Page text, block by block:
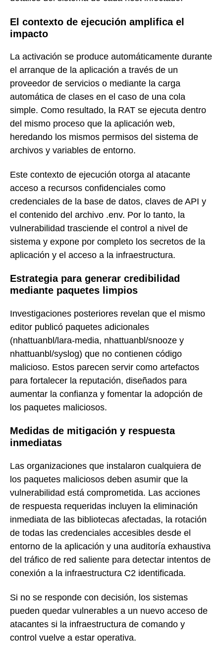
El contexto de ejecución amplifica el
impacto
La activación se produce automáticamente durante
el arranque de la aplicación a través de un
proveedor de servicios o mediante la carga
automática de clases en el caso de una cola
simple. Como resultado, la RAT se ejecuta dentro
del mismo proceso que la aplicación web,
heredando los mismos permisos del sistema de
archivos y variables de entorno.
Este contexto de ejecución otorga al atacante
acceso a recursos confidenciales como
credenciales de la base de datos, claves de API y
el contenido del archivo .env. Por lo tanto, la
vulnerabilidad trasciende el control a nivel de
sistema y expone por completo los secretos de la
aplicación y el acceso a la infraestructura.
Estrategia para generar credibilidad
mediante paquetes limpios
Investigaciones posteriores revelan que el mismo
editor publicó paquetes adicionales
(nhattuanbl/lara-media, nhattuanbl/snooze y
nhattuanbl/syslog) que no contienen código
malicioso. Estos parecen servir como artefactos
para fortalecer la reputación, diseñados para
aumentar la confianza y fomentar la adopción de
los paquetes maliciosos.
Medidas de mitigación y respuesta
inmediatas
Las organizaciones que instalaron cualquiera de
los paquetes maliciosos deben asumir que la
vulnerabilidad está comprometida. Las acciones
de respuesta requeridas incluyen la eliminación
inmediata de las bibliotecas afectadas, la rotación
de todas las credenciales accesibles desde el
entorno de la aplicación y una auditoría exhaustiva
del tráfico de red saliente para detectar intentos de
conexión a la infraestructura C2 identificada.
Si no se responde con decisión, los sistemas
pueden quedar vulnerables a un nuevo acceso de
atacantes si la infraestructura de comando y
control vuelve a estar operativa.